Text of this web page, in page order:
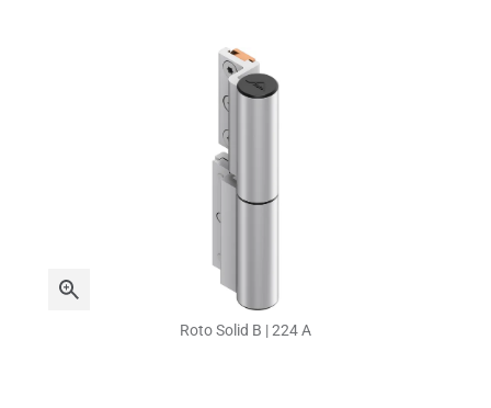
Roto Solid B | 224 A